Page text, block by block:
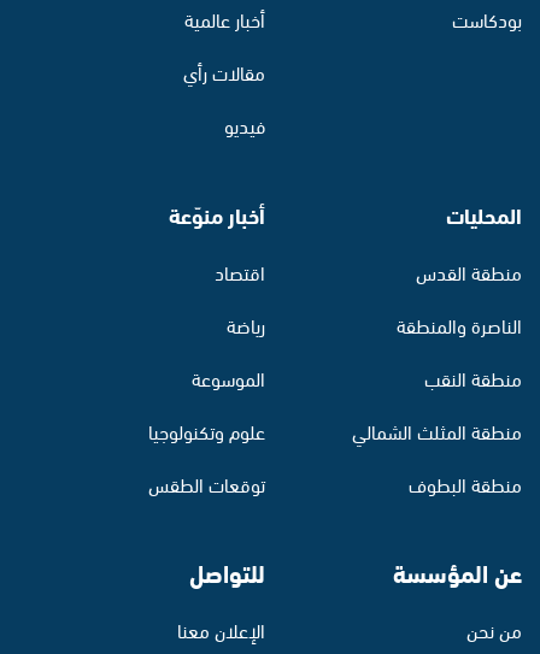
بودكاست
أخبار عالمية
مقالات رأي
فيديو
المحليات
منطقة القدس
الناصرة والمنطقة
منطقة النقب
منطقة المثلث الشمالي
منطقة البطوف
أخبار منوّعة
اقتصاد
رياضة
الموسوعة
علوم وتكنولوجيا
توقعات الطقس
عن المؤسسة
من نحن
للتواصل
الإعلان معنا